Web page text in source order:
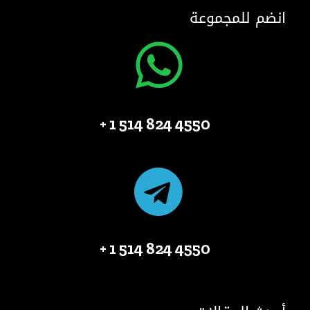
انضم للمجموعة
4550 824 514 1 +
4550 824 514 1 +